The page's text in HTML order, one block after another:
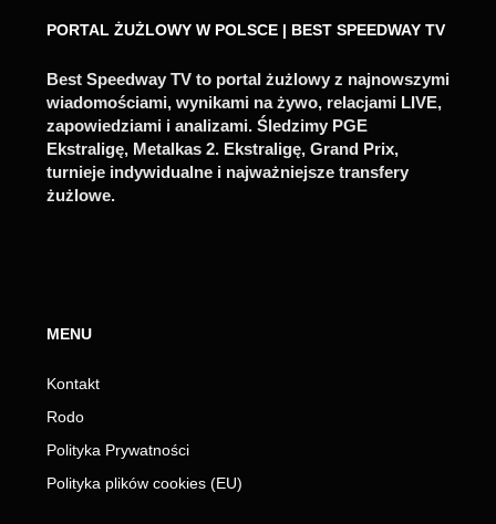
PORTAL ŻUŻLOWY W POLSCE | BEST SPEEDWAY TV
Best Speedway TV to portal żużlowy z najnowszymi
wiadomościami, wynikami na żywo, relacjami LIVE,
zapowiedziami i analizami. Śledzimy PGE
Ekstraligę, Metalkas 2. Ekstraligę, Grand Prix,
turnieje indywidualne i najważniejsze transfery
żużlowe.
MENU
Kontakt
Rodo
Polityka Prywatności
Polityka plików cookies (EU)